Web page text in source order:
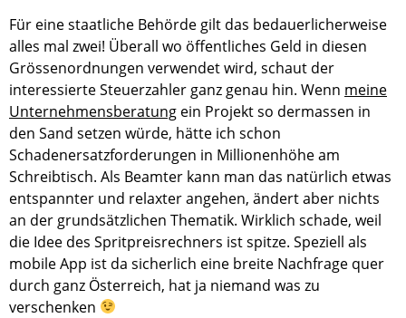
Für eine staatliche Behörde gilt das bedauerlicherweise
alles mal zwei! Überall wo öffentliches Geld in diesen
Grössenordnungen verwendet wird, schaut der
interessierte Steuerzahler ganz genau hin. Wenn meine
Unternehmensberatung ein Projekt so dermassen in
den Sand setzen würde, hätte ich schon
Schadenersatzforderungen in Millionenhöhe am
Schreibtisch. Als Beamter kann man das natürlich etwas
entspannter und relaxter angehen, ändert aber nichts
an der grundsätzlichen Thematik. Wirklich schade, weil
die Idee des Spritpreisrechners ist spitze. Speziell als
mobile App ist da sicherlich eine breite Nachfrage quer
durch ganz Österreich, hat ja niemand was zu
verschenken